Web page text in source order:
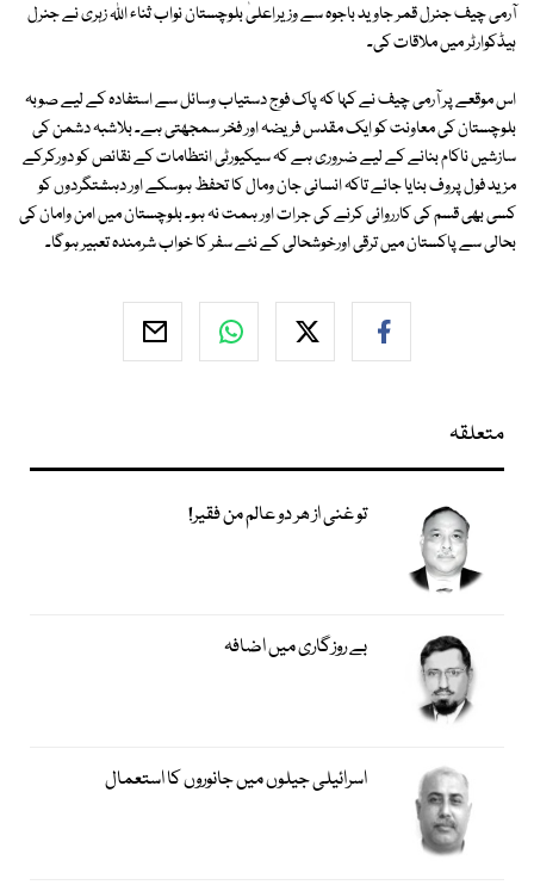
آرمی چیف جنرل قمر جاوید باجوہ سے وزیراعلیٰ بلوچستان نواب ثناء اللہ زہری نے جنرل
ہیڈکوارٹر میں ملاقات کی۔
اس موقعے پر آرمی چیف نے کہا کہ پاک فوج دستیاب وسائل سے استفادہ کے لیے صوبہ
بلوچستان کی معاونت کو ایک مقدس فریضہ اور فخر سمجھتی ہے۔ بلاشبہ دشمن کی
سازشیں ناکام بنانے کے لیے ضروری ہے کہ سیکیورٹی انتظامات کے نقائص کو دورکرکے
مزید فول پروف بنایا جائے تاکہ انسانی جان ومال کا تحفظ ہوسکے اور دہشتگردوں کو
کسی بھی قسم کی کارروائی کرنے کی جرات اور ہمت نہ ہو۔ بلوچستان میں امن وامان کی
بحالی سے پاکستان میں ترقی اورخوشحالی کے نئے سفر کا خواب شرمندہ تعبیر ہوگا۔
متعلقہ
تو غنی از ھر دو عالم من فقیر!
بے روزگاری میں اضافہ
اسرائیلی جیلوں میں جانوروں کا استعمال